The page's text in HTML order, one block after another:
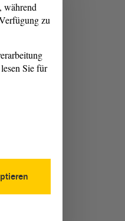
während
zu
Sie für